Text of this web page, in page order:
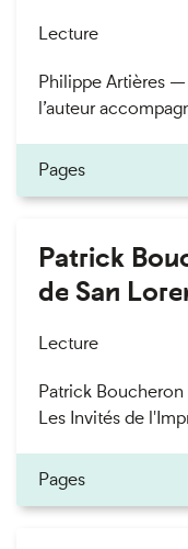
Lecture
Philippe Artières
l’auteur
Pages
Patrick
de San
Lecture
Patrick
Les Invités de
Pages